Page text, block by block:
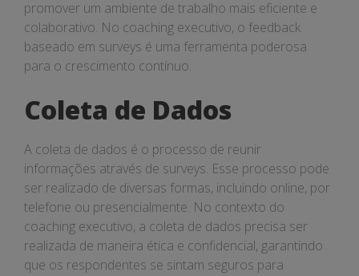
promover um ambiente de trabalho mais eficiente e
colaborativo. No coaching executivo, o feedback
baseado em surveys é uma ferramenta poderosa
para o crescimento contínuo.
Coleta de Dados
A coleta de dados é o processo de reunir
informações através de surveys. Esse processo pode
ser realizado de diversas formas, incluindo online, por
telefone ou presencialmente. No contexto do
coaching executivo, a coleta de dados precisa ser
realizada de maneira ética e confidencial, garantindo
que os respondentes se sintam seguros para